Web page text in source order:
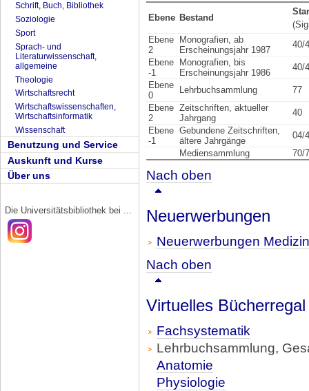
Schrift, Buch, Bibliothek
Soziologie
Sport
Sprach- und
Literaturwissenschaft,
allgemeine
Theologie
Wirtschaftsrecht
Wirtschaftswissenschaften,
Wirtschaftsinformatik
Wissenschaft
Benutzung und Service
Auskunft und Kurse
Über uns
Die Universitätsbibliothek bei ...
Ebene Bestand
Ebene
2
Monografien, ab
Erscheinungsjahr 1987
40/
Ebene
-1
Monografien, bis
Erscheinungsjahr 1986
40/
Ebene
0
Lehrbuchsammlung
77
Ebene
2
Zeitschriften, aktueller
Jahrgang
40
Ebene
-1
Gebundene Zeitschriften,
ältere Jahrgänge
04/
Mediensammlung
70/
Nach oben
Neuerwerbungen
Neuerwerbungen Medizin
Nach oben
Virtuelles Bücherregal
Fachsystematik
Lehrbuchsammlung,
Anatomie
Physiologie